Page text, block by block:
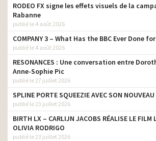
RODEO FX signe les effets visuels de la
Rabanne
publié le 4 août 2026
COMPANY 3 – What Has the BBC Ever Done
publié le 4 août 2026
RESONANCES : Une conversation entre
Anne-Sophie Pic
publié le 27 juillet 2026
SPLINE PORTE SQUEEZIE AVEC SON
publié le 23 juillet 2026
BIRTH LX – CARLIJN JACOBS RÉALISE LE FILM
OLIVIA RODRIGO
publié le 23 juillet 2026